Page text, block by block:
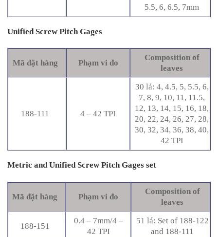
5.5, 6, 6.5, 7mm
Unified Screw Pitch Gages
Mã đặt hàng Phạm vi đo
Composition of
leaves
188-111 4 – 42 TPI
30 lá: 4, 4.5, 5, 5.5, 6,
7, 8, 9, 10, 11, 11.5,
12, 13, 14, 15, 16, 18,
20, 22, 24, 26, 27, 28,
30, 32, 34, 36, 38, 40,
42 TPI
Metric and Unified Screw Pitch Gages set
Mã đặt hàng Phạm vi đo
Composition of
leaves
188-151
0.4 – 7mm/4 –
42 TPI
51 lá: Set of 188-122
and 188-111